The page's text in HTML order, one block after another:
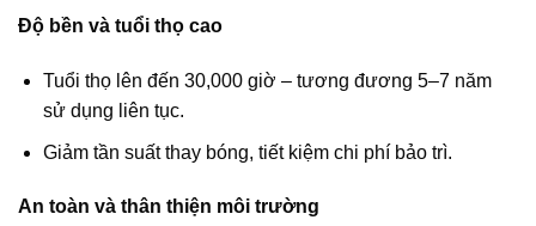
Độ bền và tuổi thọ cao
Tuổi thọ lên đến 30,000 giờ – tương đương 5–7 năm
sử dụng liên tục.
Giảm tần suất thay bóng, tiết kiệm chi phí bảo trì.
An toàn và thân thiện môi trường